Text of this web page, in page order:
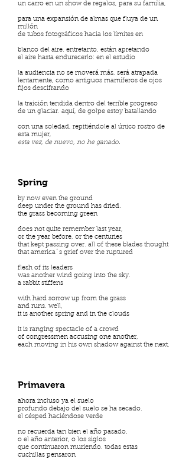
un carro en un show de regalos, para su familia,
para una expansión de almas que fluya de un
millón
de tubos fotográficos hacia los límites en
blanco del aire. entretanto, están apretando
el aire hasta endurecerlo: en el estudio
la audiencia no se moverá más, será atrapada
lentamente, como antiguos mamíferos de ojos
fijos descifrando
la traición tendida dentro del terrible progreso
de un glaciar. aquí, de golpe estoy batallando
con una soledad, repitiéndole al único rostro de
esta mujer,
esta vez, de nuevo, no he ganado.
Spring
by now even the ground
deep under the ground has dried.
the grass becoming green
does not quite remember last year,
or the year before, or the centuries
that kept passing over. all of these blades thought
that america´s grief over the ruptured
flesh of its leaders
was another wind going into the sky.
a rabbit stiffens
with hard sorrow up from the grass
and runs. well,
it is another spring and in the clouds
it is ranging spectacle of a crowd
of congressmen accusing one another,
each moving in his own shadow against the next.
Primavera
ahora incluso ya el suelo
profundo debajo del suelo se ha secado.
el césped haciéndose verde
no recuerda tan bien el año pasado,
o el año anterior, o los siglos
que continuaron muriendo. todas estas
cuchillas pensaron